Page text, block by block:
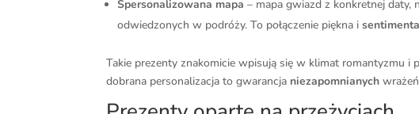
Spersonalizowana mapa – mapa gwiazd z konkretnej daty,
odwiedzonych w podróży. To połączenie piękna i
Takie prezenty znakomicie wpisują się w klimat romantyzmu i
dobrana personalizacja to gwarancja niezapomnianych